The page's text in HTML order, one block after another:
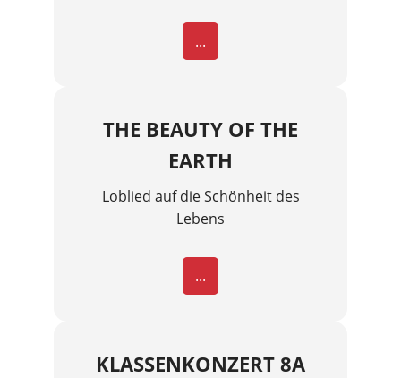
...
THE BEAUTY OF THE
EARTH
Loblied auf die Schönheit des
Lebens
...
KLASSENKONZERT 8A